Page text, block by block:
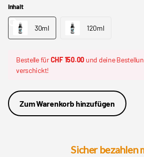
Inhalt
30ml 120ml
Bestelle fürCHF 150.00 und deine
verschickt!
Zum Warenkorb hinzufügen
Sicher bezahlen